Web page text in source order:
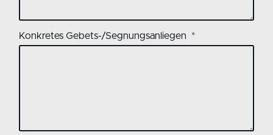
Konkretes Gebets-/Segnungsanliegen